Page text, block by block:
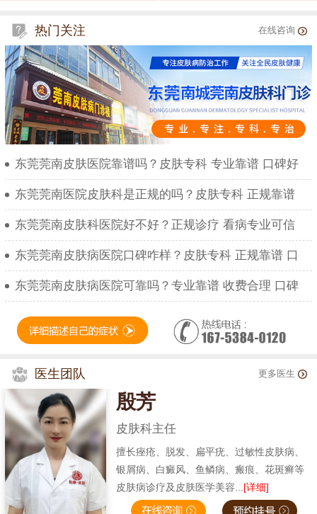
热门关注 在线咨询
东莞莞南皮肤医院靠谱吗？皮肤专科 专业靠谱 口碑好
东莞莞南医院皮肤科是正规的吗？皮肤专科 正规靠谱
东莞莞南皮肤科医院好不好？正规诊疗 看病专业可信
东莞莞南皮肤病医院口碑咋样？皮肤专科 正规靠谱 口
东莞莞南皮肤病医院可靠吗？专业靠谱 收费合理 口碑
医生团队 更多医生
殷芳
皮肤科主任
擅长痤疮、脱发、扁平疣、过敏性皮肤病、
银屑病、白癜风、鱼鳞病、瘢痕、花斑癣等
皮肤病诊疗及皮肤医学美容... [详细]